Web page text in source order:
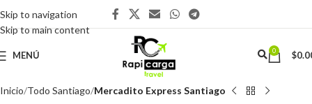
Skip to navigation
Skip to main content
MENÚ 0 $
Inicio Todo Santiago Mercadito Express Santiago